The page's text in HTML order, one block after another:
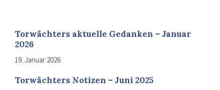
Torwächters aktuelle Gedanken – Januar
2026
19. Januar 2026
Torwächters Notizen – Juni 2025